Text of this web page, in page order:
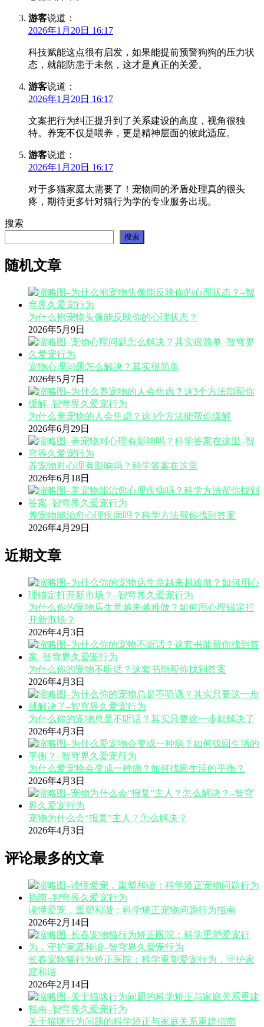
游客说道：
2026年1月20日 16:17
科技赋能这点很有启发，如果能提前预警狗狗的压力状
态，就能防患于未然，这才是真正的关爱。
游客说道：
2026年1月20日 16:17
文案把行为纠正提升到了关系建设的高度，视角很独
特。养宠不仅是喂养，更是精神层面的彼此适应。
游客说道：
2026年1月20日 16:17
对于多猫家庭太需要了！宠物间的矛盾处理真的很头
疼，期待更多针对猫行为学的专业服务出现。
搜索
搜索
随机文章
为什么抱宠物头像能反映你的心理状态？
2026年5月9日
宠物心理问题怎么解决？其实很简单
2026年5月7日
为什么养宠物的人会焦虑？这3个方法能帮你缓解
2026年6月29日
养宠物对心理有影响吗？科学答案在这里
2026年6月18日
养宠物能治愈心理疾病吗？科学方法帮你找到答案
2026年4月29日
近期文章
为什么你的宠物店生意越来越难做？如何用心理锚定打
开新市场？
2026年4月3日
为什么你的宠物不听话？这套书能帮你找到答案
2026年4月3日
为什么你的宠物总是不听话？其实只要这一步就解决了
2026年4月3日
为什么爱宠物会变成一种病？如何找回生活的平衡？
2026年4月3日
宠物为什么会“报复”主人？怎么解决？
2026年4月3日
评论最多的文章
读懂爱宠，重塑和谐：科学矫正宠物问题行为指南
2026年2月14日
长春宠物猫行为矫正医院：科学重塑爱宠行为，守护家
庭和谐
2026年2月14日
关于猫咪行为问题的科学矫正与家庭关系重建指南